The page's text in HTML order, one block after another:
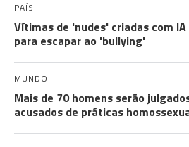
PAÍS
Vítimas de 'nudes' criadas com
para escapar ao 'bullying'
MUNDO
Mais de 70 homens serão
acusados de práticas